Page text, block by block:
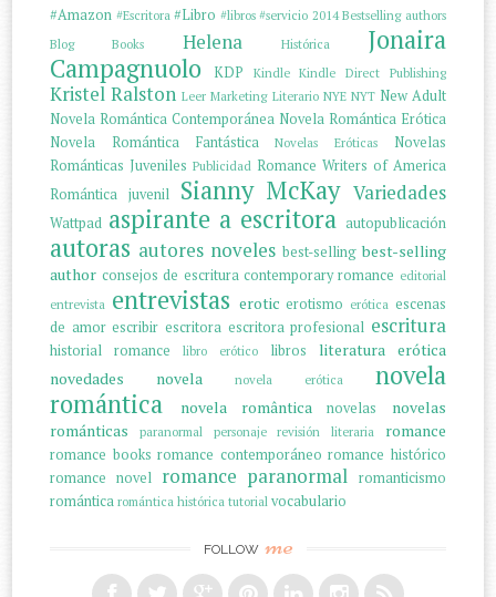
#Amazon #Escritora #Libro #libros #servicio 2014 Bestselling authors
Blog
Books Helena Histórica
Jonaira
Campagnuolo
KDP Kindle Kindle Direct Publishing
Kristel Ralston Leer Marketing Literario NYE NYT New Adult
Novela Romántica Contemporánea Novela Romántica Erótica
Novela Romántica Fantástica
Novelas Eróticas
Novelas
Románticas Juveniles Publicidad Romance Writers of America
Romántica juvenil
Sianny McKay Variedades
Wattpad aspirante a escritora autopublicación
autoras autores noveles best-selling best-selling
author consejos de escritura contemporary romance editorial
entrevista entrevistas erotic erotismo erótica escenas
de amor escribir escritora escritora profesional escritura
historial romance libro erótico libros
literatura erótica
novedades
novela novela erótica
novela
romántica
novela romântica novelas
novelas
románticas
paranormal personaje revisión literaria romance
romance books romance contemporáneo romance histórico
romance novel romance paranormal romanticismo
romántica romántica histórica tutorial vocabulario
FOLLOW me